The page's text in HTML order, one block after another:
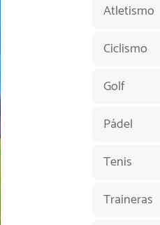
Atletismo
Ciclismo
Golf
Pádel
Tenis
Traineras